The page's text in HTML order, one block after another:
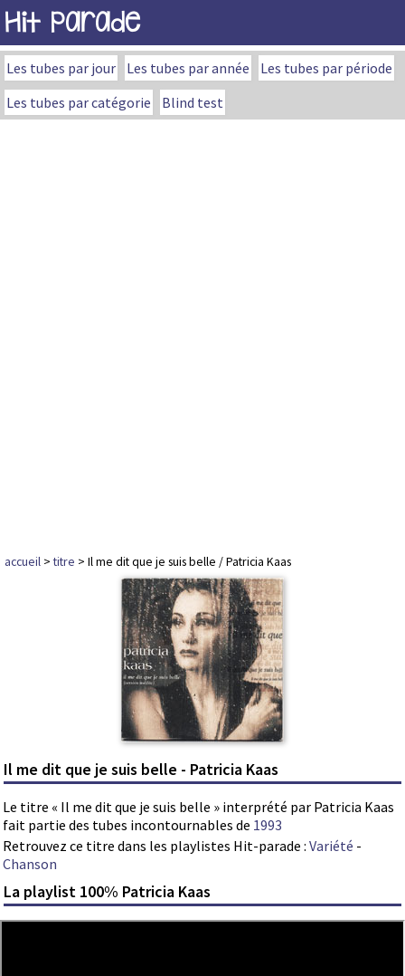
Hit Parade
Les tubes par jour Les tubes par année
Les tubes par période
Les tubes par catégorie
Blind test
accueil >titre > Il me dit que je suis belle / Patricia Kaas
Il me dit que je suis belle - Patricia Kaas
Le titre « Il me dit que je suis belle » interprété par Patricia Kaas
fait partie des tubes incontournables de 1993
Retrouvez ce titre dans les playlistes Hit-parade : Variété -
Chanson
La playlist 100% Patricia Kaas